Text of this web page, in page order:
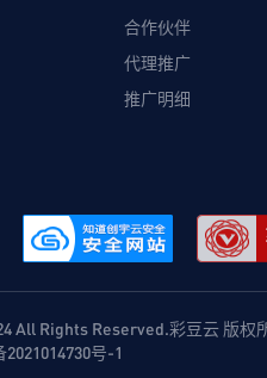
合作伙伴
代理推广
推广明细
All Rights Reserved.彩豆云 版权
号-1